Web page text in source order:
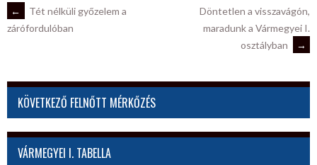
POST
←
Tét nélküli győzelem a
zárófordulóban
Döntetlen a visszavágón,
maradunk a Vármegyei I.
osztályban
→
KÖVETKEZŐ FELNŐTT MÉRKŐZÉS
VÁRMEGYEI I. TABELLA